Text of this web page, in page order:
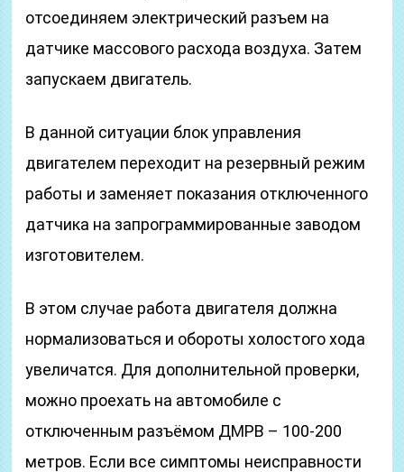
отсоединяем электрический разъем на
датчике массового расхода воздуха. Затем
запускаем двигатель.
В данной ситуации блок управления
двигателем переходит на резервный режим
работы и заменяет показания отключенного
датчика на запрограммированные заводом
изготовителем.
В этом случае работа двигателя должна
нормализоваться и обороты холостого хода
увеличатся. Для дополнительной проверки,
можно проехать на автомобиле с
отключенным разъёмом ДМРВ – 100-200
метров. Если все симптомы неисправности